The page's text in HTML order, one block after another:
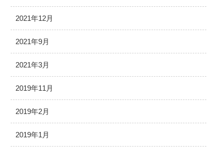
2021年12月
2021年9月
2021年3月
2019年11月
2019年2月
2019年1月